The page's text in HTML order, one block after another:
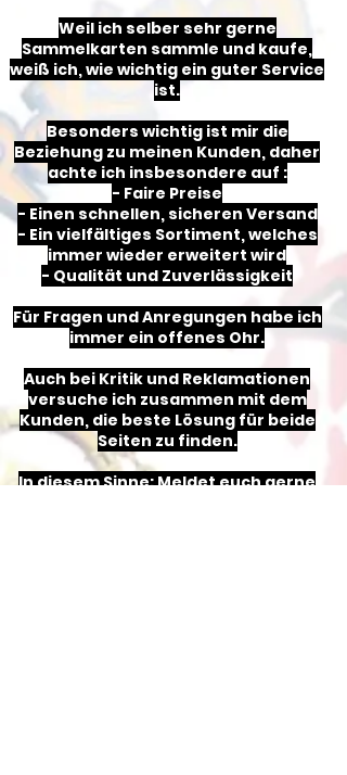
Weil ich selber sehr gerne
Sammelkarten sammle und kaufe,
weiß ich, wie wichtig ein guter Service
ist.
Besonders wichtig ist mir die
Beziehung zu meinen Kunden, daher
achte ich insbesondere auf :
- Faire Preise
- Einen schnellen, sicheren Versand
- Ein vielfältiges Sortiment, welches
immer wieder erweitert wird
- Qualität und Zuverlässigkeit
Für Fragen und Anregungen habe ich
immer ein offenes Ohr.
Auch bei Kritik und Reklamationen
versuche ich zusammen mit dem
Kunden, die beste Lösung für beide
Seiten zu finden.
In diesem Sinne: Meldet euch gerne